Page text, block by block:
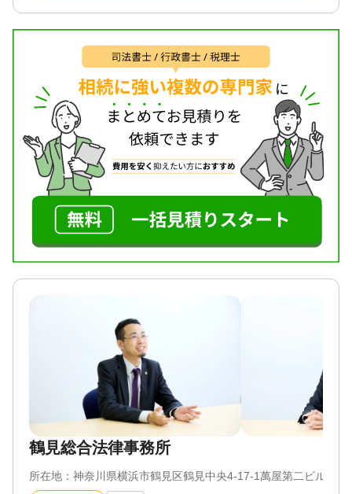
提携司法書士とも連携する体制を整えています。
相続税申告が必要なケースでは税理士法人と連携
し、生前贈与を活用した相続税対策から申告までワ
ンストップで対応。
2024年4月の相続登記義務化にも、提携司法書士と連
携して不動産の名義変更・登記手続きまで対応しま
す。
相続専門チームの弁護士が専任で対応するため、遺
産分割・遺留分・相続放棄・相続登記まで、幅広い
お困りごとを1つの窓口でご相談いただけます。
【弁護士法人東京新宿法律事務所 横浜支店の無料
相談でできること】
・遺留分侵害額請求について、生前贈与も含めて適
正な金額を知りたい
・相続登記や相続税申告まで、まとめて相談できる
窓口を探している
対応地域
東京、神奈川、埼玉、千葉
対応業務
登記 / 相続放棄 / 成年後見 / 家族信託 / 相続手続き /
です。
ことを防止するために遺言書を作成したい。
・他の相続人が色々な理由をつけて、法定相続分で
遺産分割をすることを拒絶している。
・遺産分割をしたいが被相続人（亡くなった方）が
どれだけの財産をもっていたかがわからない。
・他界した親が、他の相続人に全ての遺産を相続さ
せるという内容の遺言を残していた。
・自分が親の資産形成に貢献したのに、法定相続分
で平等に遺産分割をすることに納得できない。
・他の相続人は親の生前に親からたくさんの経済的
支援を受けていたのに、法定相続分で平等に遺産分
割をすることに納得できない。
・親が他界した後に親の預金口座を確認したとこ
ろ、多額のお金が不自然に出金されていた。
ることが珍しくありません。
当事務所では、このような困難な問題につき、当事
者間の協議、調停、審判等、あらゆる方法を模索し
ながら解決を目指します。
相続問題でお悩みの方はぜひ一度、ご相談くださ
対応地域
大阪府、京都府、兵庫県、奈良県、和歌山県、滋賀
県、三重県の全域。
鶴見総合法律事務所
所在地： 神奈川県横浜市鶴見区鶴見中央4-17-1萬屋第二ビル205